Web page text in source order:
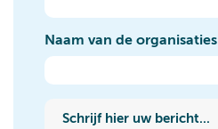
Naam van de organisaties